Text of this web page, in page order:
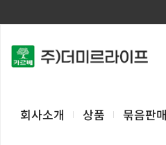
회사소개 상품 묶음판매